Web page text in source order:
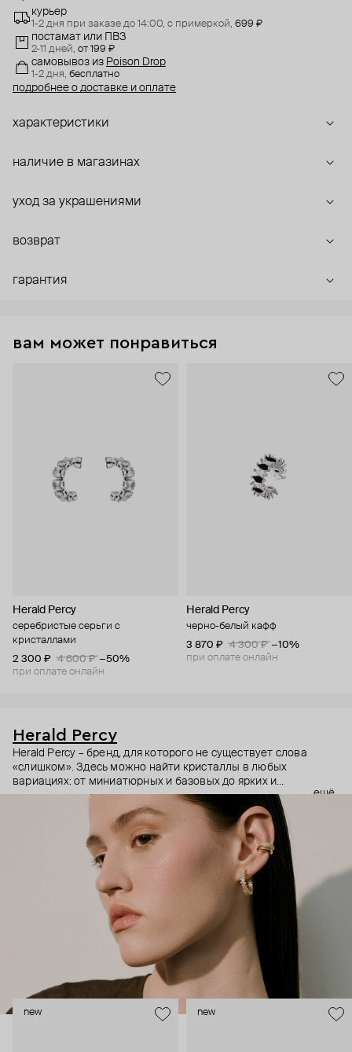
курьер
1-2 дня при заказе до 14:00, с примеркой, 699 ₽
постамат или ПВЗ
2-11 дней, от 199 ₽
самовывоз из Poison Drop
1-2 дня, бесплатно
подробнее о доставке и оплате
характеристики
наличие в магазинах
уход за украшениями
возврат
гарантия
вам может понравиться
Herald Percy
серебристые серьги с
кристаллами
2 300 ₽
4 600 ₽ −50%
при оплате онлайн
Herald Percy
черно-белый кафф
3 870 ₽
4 300 ₽ −10%
при оплате онлайн
Herald Percy
Herald Percy – бренд, для которого не существует слова
«слишком». Здесь можно найти кристаллы в любых
вариациях: от миниатюрных и базовых до ярких и
массивных, которые сразу становятся главным элементом
образа. Героиня бренда – девушка из мегаполиса, которой
нужно как минимум 25 часов в сутках, чтобы все успеть, и
внушительный арсенал украшений, чтобы, поменяв серьги,
поехать на вечеринку сразу из офиса.
ещё
new new